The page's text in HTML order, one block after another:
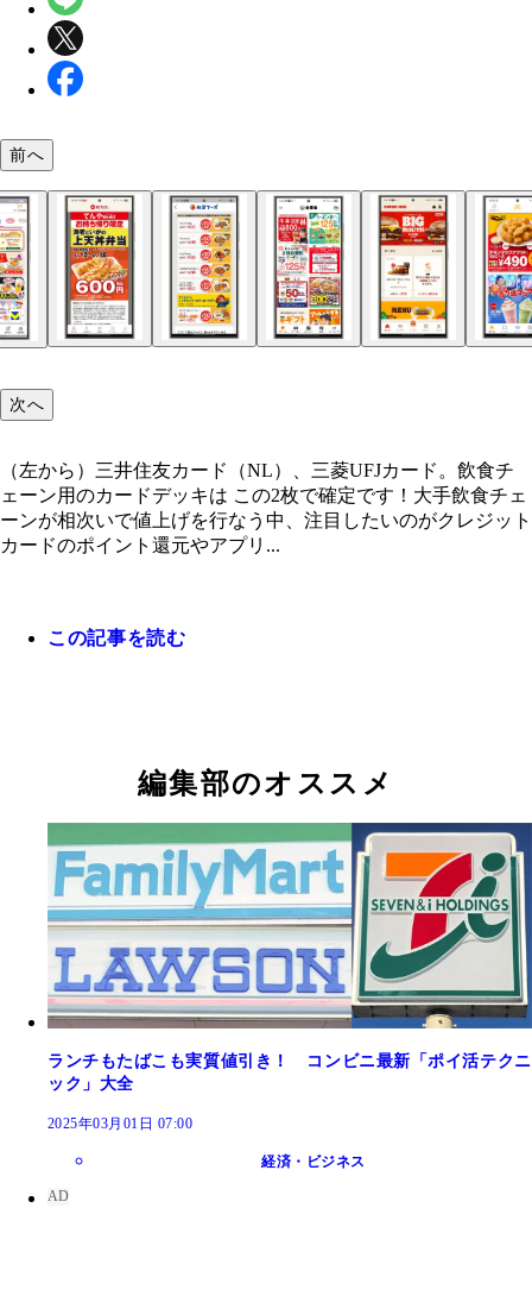
三井住友カード（NL）（年会費／無料）スマホの
決済を利用することで、Vポイントを最大7％還元
チェーン、コンビニを中心に高還元で使える一枚
で2万1600円相当のVポイントがもらえるキャンペ
実施中！ 最大7%還元の飲食チェーン…サイゼリ
ー、ケンタッキーフライドチキン、ドトール
三菱UFJカード（年会費／無料）「楽Pay」の登録
ホでの支払い、『MUFGカードアプリ』へのログ
どの条件をクリアした場合のグローバルポイント
還元率は15％。通常でも5.5％還元の高スペックク
カ！ 最大15%還元の飲食チェーン…くら寿司、ス
すかいらーくアプリ。すかいらーくグループ全店
したクーポンを配信。さらに独自ポイントもたま
天、Vポイントとの3重取りも簡単。最強のファミ
プリ！
My ROYAL。現状、2枚の最強クレカの高還元がな
があり2重取りに対応。クーポンも配信中！
松屋フーズ公式アプリ。独自ポイント、ランク制
導入され、とにかくポイントがたまる松屋。若干
テムが複雑ですが、三菱UFJカードの支払いで最強
トク度！
吉野家公式アプリ。オトクなクーポンが配信され
に独自の電子マネー「吉野家プリカ」にも対応。V
ント、楽天ポイントとのポイント2重取りもOKで
バーガーキング公式アプリ。マックやモスと比べ
200円前後の割引が当たり前！ ランク制でもらえ
商品も大充実！
マクドナルド。クーポン、モバイルオーダー、マ
リバリーなどアプリからすべて簡単操作で利用可
井住友カードの支払いならVポイントが最大7％還
す！
majica donpen card（年会費／無料）ドン・キホーテ
の支払いでmajicaポイントを1.5％還元。さらにク
フの特典が付帯。ガソリンスタンドの宇佐美で給
L引きというミラクルな優待も付帯する激トクな一
JCBカード S（年会費／無料）。クラブオフの特典
でなく、スターバックスカードのオンライン入金
トチャージで最大10％相当のポイント還元。新規
最大2万7000円のキャッシュバックもあり！
前へ
次へ
（左から）三井住友カード（NL）、三菱UFJカード。飲食チ
ェーン用のカードデッキは この2枚で確定です！大手飲食チェ
ーンが相次いで値上げを行なう中、注目したいのがクレジット
カードのポイント還元やアプリ...
この記事を読む
編集部のオススメ
ランチもたばこも実質値引き！ コンビニ最新「ポイ活テクニ
ック」大全
2025年03月01日 07:00
経済・ビジネス